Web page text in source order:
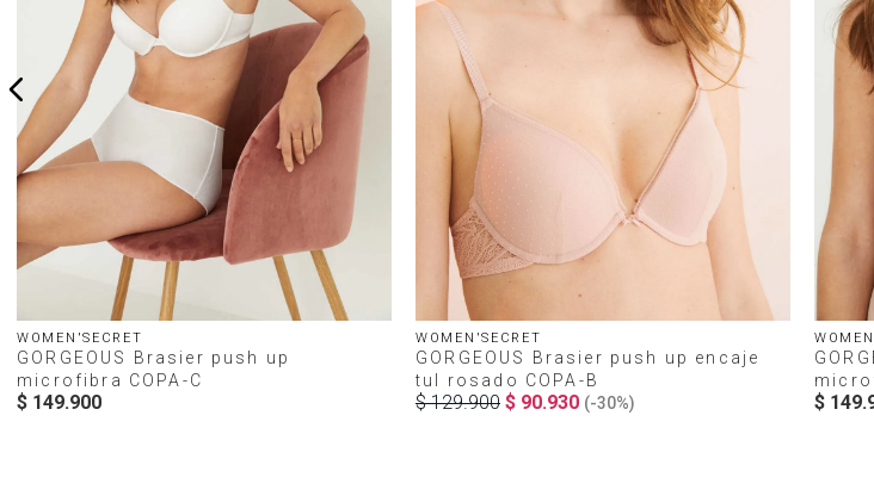
WOMEN'SECRET
GORGEOUS Brasier push up
microfibra COPA-C
$ 149.900
WOMEN'SECRET
GORGEOUS Brasier push up encaje
tul rosado COPA-B
$ 129.900 $ 90.930 (-30%) $ 149.